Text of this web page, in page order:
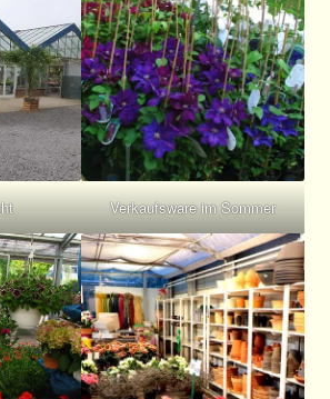
Verkaufsware im Sommer